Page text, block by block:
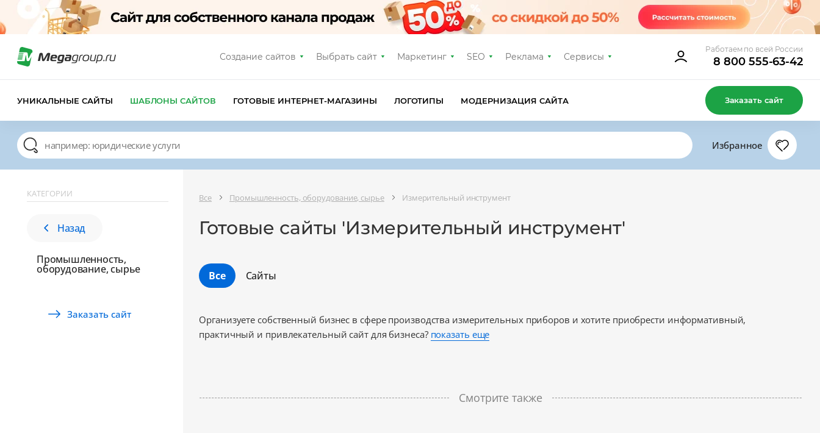
Создание сайтов Выбрать сайт Маркетинг SEO Реклама Сервисы
Работаем по всей России
8 800 555-63-42
УНИКАЛЬНЫЕ САЙТЫ ШАБЛОНЫ САЙТОВ ГОТОВЫЕ ИНТЕРНЕТ-МАГАЗИНЫ ЛОГОТИПЫ МОДЕРНИЗАЦИЯ САЙТА Заказать сайт
Избранное
КАТЕГОРИИ
Назад
Промышленность,
оборудование, сырье
Заказать сайт
Все Промышленность, оборудование, сырье Измерительный инструмент
Готовые сайты 'Измерительный инструмент'
Все Сайты
Организуете собственный бизнес в сфере производства измерительных приборов и хотите приобрести информативный,
практичный и привлекательный сайт для бизнеса? показать еще
Смотрите также